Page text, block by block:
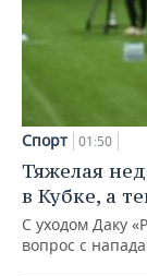
Спорт 01:50
Тяжелая
в Кубке, а
С уходом Даку
вопрос с